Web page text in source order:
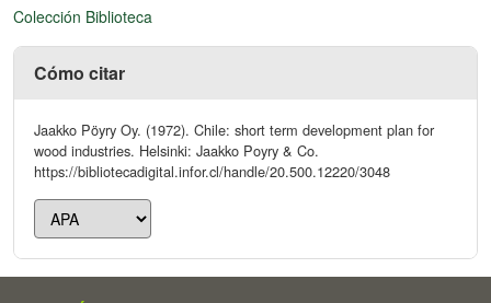
Colección Biblioteca
Cómo citar
Jaakko Pöyry Oy. (1972). Chile: short term development plan for
wood industries. Helsinki: Jaakko Poyry & Co.
https://bibliotecadigital.infor.cl/handle/20.500.12220/3048